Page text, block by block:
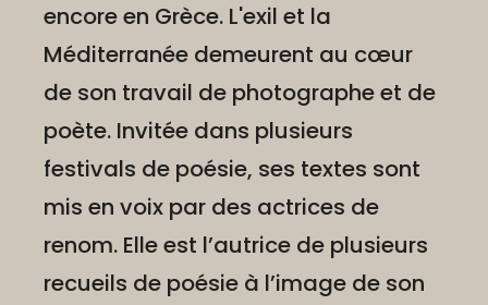
encore en Grèce. L'exil et la
Méditerranée demeurent au cœur
de son travail de photographe et de
poète. Invitée dans plusieurs
festivals de poésie, ses textes sont
mis en voix par des actrices de
renom. Elle est l’autrice de plusieurs
recueils de poésie à l’image de son